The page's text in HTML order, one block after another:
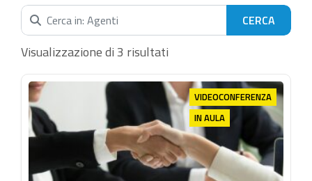
Cerca nella categoria...
Visualizzazione di 3 risultati
VIDEOCONFERENZA
IN AULA